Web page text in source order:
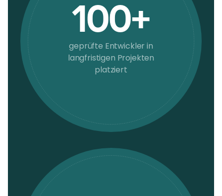
100+
geprüfte Entwickler in
langfristigen Projekten
platziert